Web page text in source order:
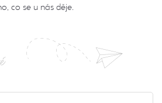
co se u nás děje.